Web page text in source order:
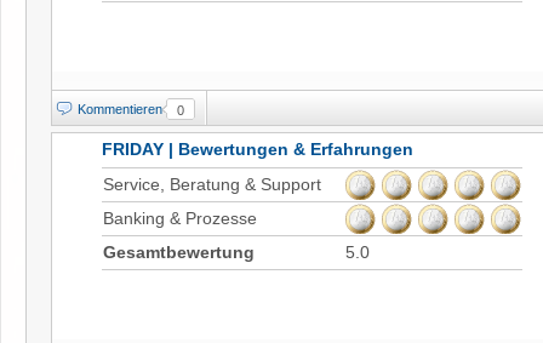
Kommentieren 0
FRIDAY | Bewertungen & Erfahrungen
Service, Beratung & Support
Banking & Prozesse
Gesamtbewertung
5.0